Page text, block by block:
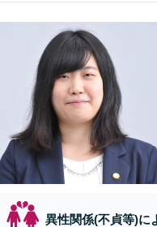
異性関係(不貞等)に